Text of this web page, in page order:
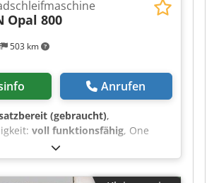
503 km
Opal 800
Anrufen
(gebraucht),
voll funktionsfähig, One
grinding machine OERLIKON
Durchmesser max. 1000mm
min 40mm Modul Min. 1